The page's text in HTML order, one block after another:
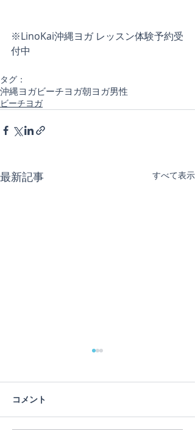
※LinoKai沖縄ヨガ レッスン体験予約受
付中
タグ：
沖縄ヨガビーチヨガ朝ヨガ男性
ビーチヨガ
最新記事 すべて表示
蓮の花
コメント